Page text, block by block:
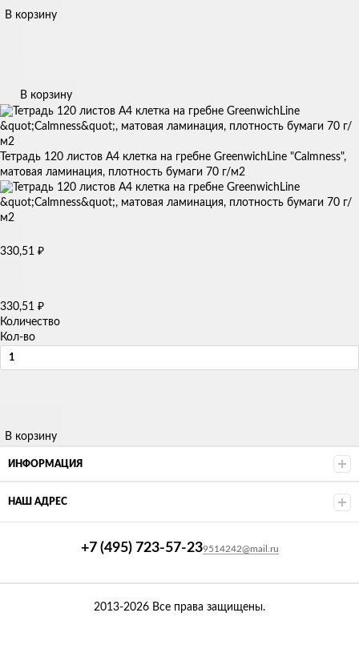
В корзину
В корзину
Тетрадь 120 листов А4 клетка на гребне GreenwichLine "Сalmness",
матовая ламинация, плотность бумаги 70 г/м2
330,51 ₽
330,51 ₽
Количество
Кол-во
В корзину
ИНФОРМАЦИЯ
НАШ АДРЕС
+7 (495) 723-57-239514242@mail.ru
2013-2026 Все права защищены.